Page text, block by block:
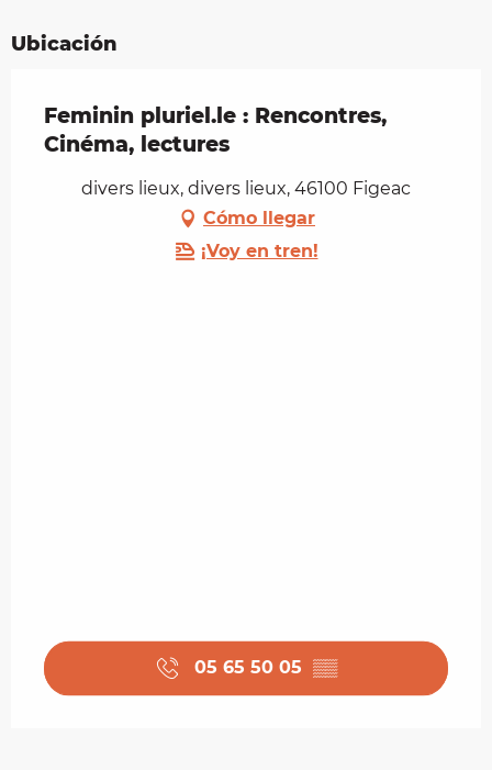
Ubicación
Feminin pluriel.le : Rencontres,
Cinéma, lectures
divers lieux, divers lieux, 46100 Figeac
Cómo llegar
¡Voy en tren!
05 65 50 05 ▒▒